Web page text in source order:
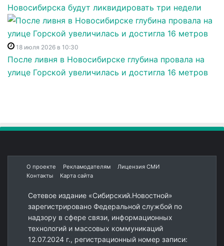
Новосибирска будут ликвидировать три недели
18 июля 2026 в 10:30
После ливня в Новосибирске глубина провала на
улице Горской увеличилась и достигла 16 метров
О проекте Рекламодателям
Лицензия СМИ
Контакты
Карта сайта
Сетевое издание «Сибирский.Новостной»
зарегистрировано Федеральной службой по
надзору в сфере связи, информационных
технологий и массовых коммуникаций
12.07.2024 г., регистрационный номер записи: